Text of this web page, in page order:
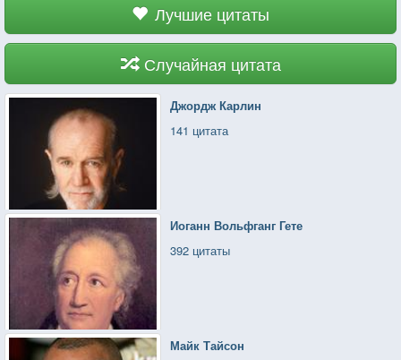
Лучшие цитаты
Случайная цитата
Джордж Карлин
141 цитата
Иоганн Вольфганг Гете
392 цитаты
Майк Тайсон